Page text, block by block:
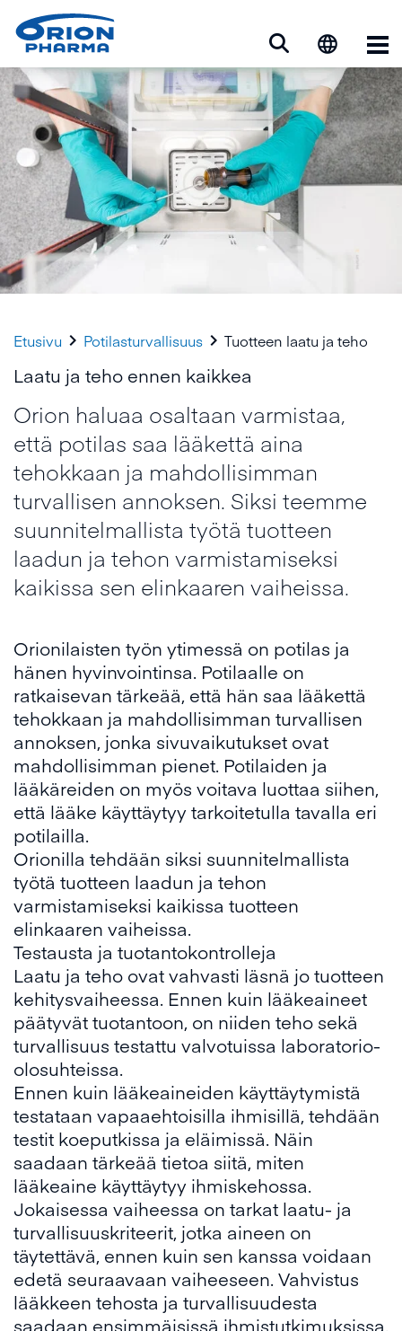
Etusivu  Potilasturvallisuus  Tuotteen laatu ja teho
Laatu ja teho ennen kaikkea
Orion haluaa osaltaan varmistaa,
että potilas saa lääkettä aina
tehokkaan ja mahdollisimman
turvallisen annoksen. Siksi teemme
suunnitelmallista työtä tuotteen
laadun ja tehon varmistamiseksi
kaikissa sen elinkaaren vaiheissa.
Orionilaisten työn ytimessä on potilas ja
hänen hyvinvointinsa. Potilaalle on
ratkaisevan tärkeää, että hän saa lääkettä
tehokkaan ja mahdollisimman turvallisen
annoksen, jonka sivuvaikutukset ovat
mahdollisimman pienet. Potilaiden ja
lääkäreiden on myös voitava luottaa siihen,
että lääke käyttäytyy tarkoitetulla tavalla eri
potilailla.
Orionilla tehdään siksi suunnitelmallista
työtä tuotteen laadun ja tehon
varmistamiseksi kaikissa tuotteen
elinkaaren vaiheissa.
Testausta ja tuotantokontrolleja
Laatu ja teho ovat vahvasti läsnä jo tuotteen
kehitysvaiheessa. Ennen kuin lääkeaineet
päätyvät tuotantoon, on niiden teho sekä
turvallisuus testattu valvotuissa laboratorio-
olosuhteissa.
Ennen kuin lääkeaineiden käyttäytymistä
testataan vapaaehtoisilla ihmisillä, tehdään
testit koeputkissa ja eläimissä. Näin
saadaan tärkeää tietoa siitä, miten
lääkeaine käyttäytyy ihmiskehossa.
Jokaisessa vaiheessa on tarkat laatu- ja
turvallisuuskriteerit, jotka aineen on
täytettävä, ennen kuin sen kanssa voidaan
edetä seuraavaan vaiheeseen. Vahvistus
lääkkeen tehosta ja turvallisuudesta
saadaan ensimmäisissä ihmistutkimuksissa.